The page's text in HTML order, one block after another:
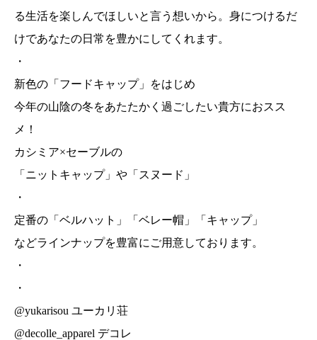
る生活を楽しんでほしいと言う想いから。身につけるだ
けであなたの日常を豊かにしてくれます。
・
新色の「フードキャップ」をはじめ
今年の山陰の冬をあたたかく過ごしたい貴方におスス
メ！
カシミア×セーブルの
「ニットキャップ」や「スヌード」
・
定番の「ベルハット」「ベレー帽」「キャップ」
などラインナップを豊富にご用意しております。
・
・
@yukarisou ユーカリ荘
@decolle_apparel デコレ